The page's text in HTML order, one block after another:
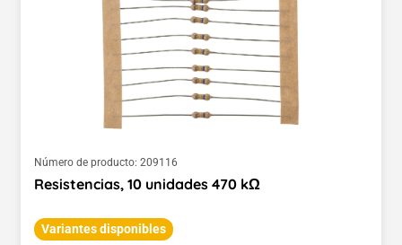
Número de producto: 209116
Resistencias, 10 unidades 470 kΩ
Variantes disponibles